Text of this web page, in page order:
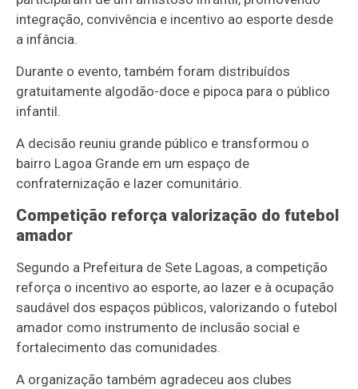
integração, convivência e incentivo ao esporte desde
a infância.
Durante o evento, também foram distribuídos
gratuitamente algodão-doce e pipoca para o público
infantil.
A decisão reuniu grande público e transformou o
bairro Lagoa Grande em um espaço de
confraternização e lazer comunitário.
Competição reforça valorização do futebol
amador
Segundo a Prefeitura de Sete Lagoas, a competição
reforça o incentivo ao esporte, ao lazer e à ocupação
saudável dos espaços públicos, valorizando o futebol
amador como instrumento de inclusão social e
fortalecimento das comunidades.
A organização também agradeceu aos clubes